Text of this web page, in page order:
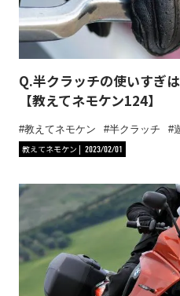
Q.半クラッチの使いすぎ
【教えてネモケン124】
教えてネモケン 半クラッチ
教えてネモケン
2023/02/01